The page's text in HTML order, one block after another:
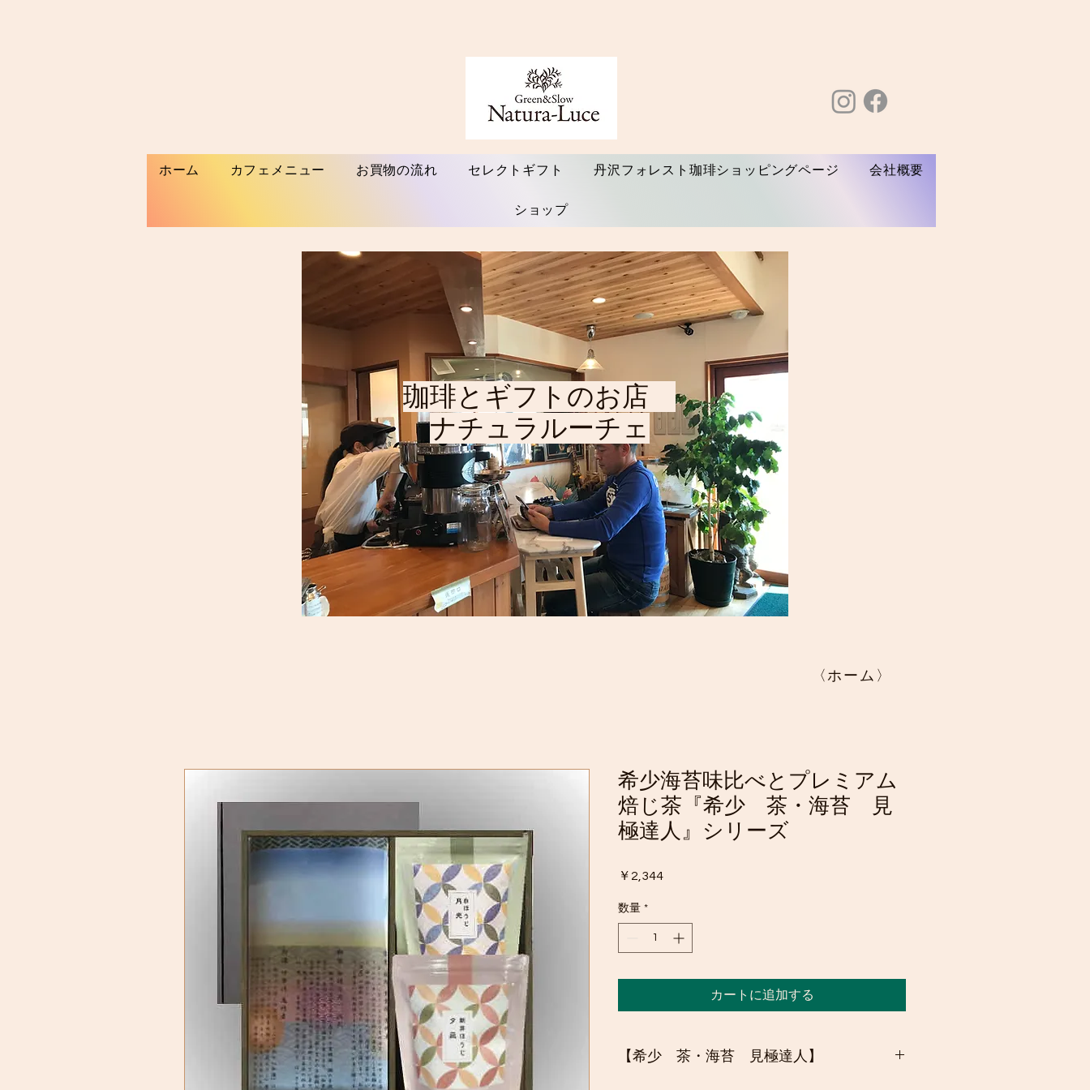
ホーム カフェメニュー お買物の流れ セレクトギフト 丹沢フォレスト珈琲ショッピングページ 会社概要
ショップ
珈琲とギフトのお店
ナチュラルーチェ
希少海苔味比べとプレミアム
焙じ茶『希少 茶・海苔 見
極達人』シリーズ
￥2,344価
数量 *
カートに追加する
【希少 茶・海苔 見極達人】
〈ホーム〉